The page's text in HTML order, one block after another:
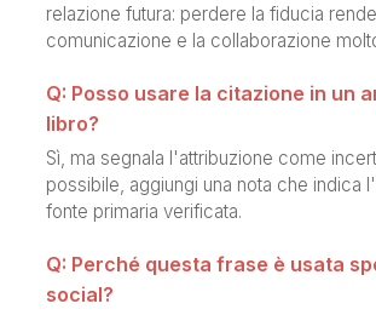
relazione futura: perdere la fiducia
comunicazione e la collaborazione
Q: Posso usare la citazione in un
libro?
Sì, ma segnala l'attribuzione come
possibile, aggiungi una nota che indica
fonte primaria verificata.
Q: Perché questa frase è usata
social?